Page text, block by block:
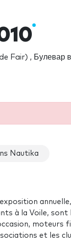
Fair) , Булевар
Nautika
à la Voile,
moteurs
et les